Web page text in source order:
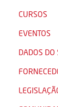
CURSOS
EVENTOS
DADOS DO